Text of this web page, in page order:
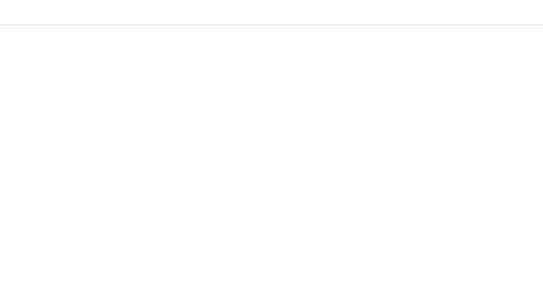
1
생일